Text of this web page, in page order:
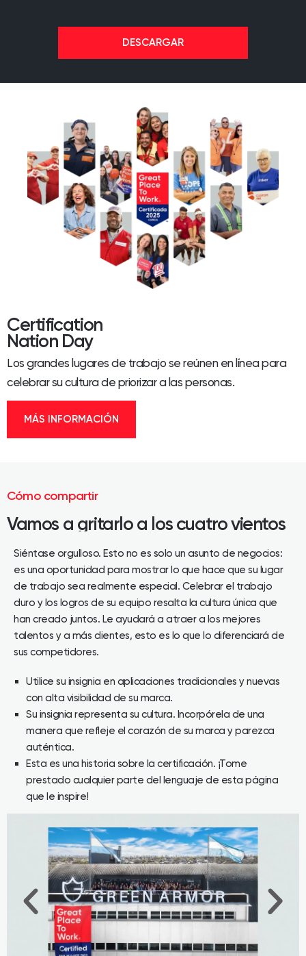
DESCARGAR
Certification
Nation Day
Los grandes lugares de trabajo se reúnen en línea para
celebrar su cultura de priorizar a las personas.
MÁS INFORMACIÓN
Cómo compartir
Vamos a gritarlo a los cuatro vientos
Siéntase orgulloso. Esto no es solo un asunto de negocios:
es una oportunidad para mostrar lo que hace que su lugar
de trabajo sea realmente especial. Celebrar el trabajo
duro y los logros de su equipo resalta la cultura única que
han creado juntos. Le ayudará a atraer a los mejores
talentos y a más clientes, esto es lo que lo diferenciará de
sus competidores.
Utilice su insignia en aplicaciones tradicionales y nuevas
con alta visibilidad de su marca.
Su insignia representa su cultura. Incorpórela de una
manera que refleje el corazón de su marca y parezca
auténtica.
Esta es una historia sobre la certificación. ¡Tome
prestado cualquier parte del lenguaje de esta página
que le inspire!